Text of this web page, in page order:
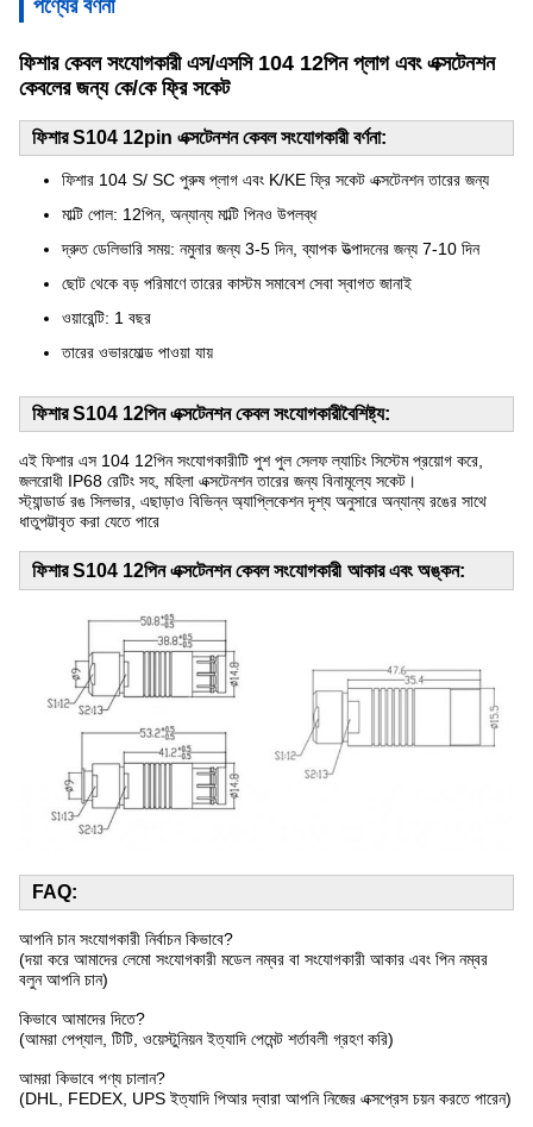
পণ্যের বর্ণনা
ফিশার কেবল সংযোগকারী এস/এসসি 104 12পিন প্লাগ এবং এক্সটেনশন
কেবলের জন্য কে/কে ফ্রি সকেট
ফিশার S104 12pin এক্সটেনশন কেবল সংযোগকারী বর্ণনা:
ফিশার 104 S/ SC পুরুষ প্লাগ এবং K/KE ফ্রি সকেট এক্সটেনশন তারের জন্য
মাল্টি পোল: 12পিন, অন্যান্য মাল্টি পিনও উপলব্ধ
দ্রুত ডেলিভারি সময়: নমুনার জন্য 3-5 দিন, ব্যাপক উত্পাদনের জন্য 7-10 দিন
ছোট থেকে বড় পরিমাণে তারের কাস্টম সমাবেশ সেবা স্বাগত জানাই
ওয়ারেন্টি: 1 বছর
তারের ওভারমোল্ড পাওয়া যায়
ফিশার S104 12পিন এক্সটেনশন কেবল সংযোগকারীবৈশিষ্ট্য:
এই ফিশার এস 104 12পিন সংযোগকারীটি পুশ পুল সেলফ ল্যাচিং সিস্টেম প্রয়োগ করে,
জলরোধী IP68 রেটিং সহ, মহিলা এক্সটেনশন তারের জন্য বিনামূল্যে সকেট।
স্ট্যান্ডার্ড রঙ সিলভার, এছাড়াও বিভিন্ন অ্যাপ্লিকেশন দৃশ্য অনুসারে অন্যান্য রঙের সাথে
ধাতুপট্টাবৃত করা যেতে পারে
ফিশার S104 12পিন এক্সটেনশন কেবল সংযোগকারী আকার এবং অঙ্কন:
FAQ:
আপনি চান সংযোগকারী নির্বাচন কিভাবে?
(দয়া করে আমাদের লেমো সংযোগকারী মডেল নম্বর বা সংযোগকারী আকার এবং পিন নম্বর
বলুন আপনি চান)
কিভাবে আমাদের দিতে?
(আমরা পেপ্যাল, টিটি, ওয়েস্টুনিয়ন ইত্যাদি পেমেন্ট শর্তাবলী গ্রহণ করি)
আমরা কিভাবে পণ্য চালান?
(DHL, FEDEX, UPS ইত্যাদি পিআর দ্বারা আপনি নিজের এক্সপ্রেস চয়ন করতে পারেন)